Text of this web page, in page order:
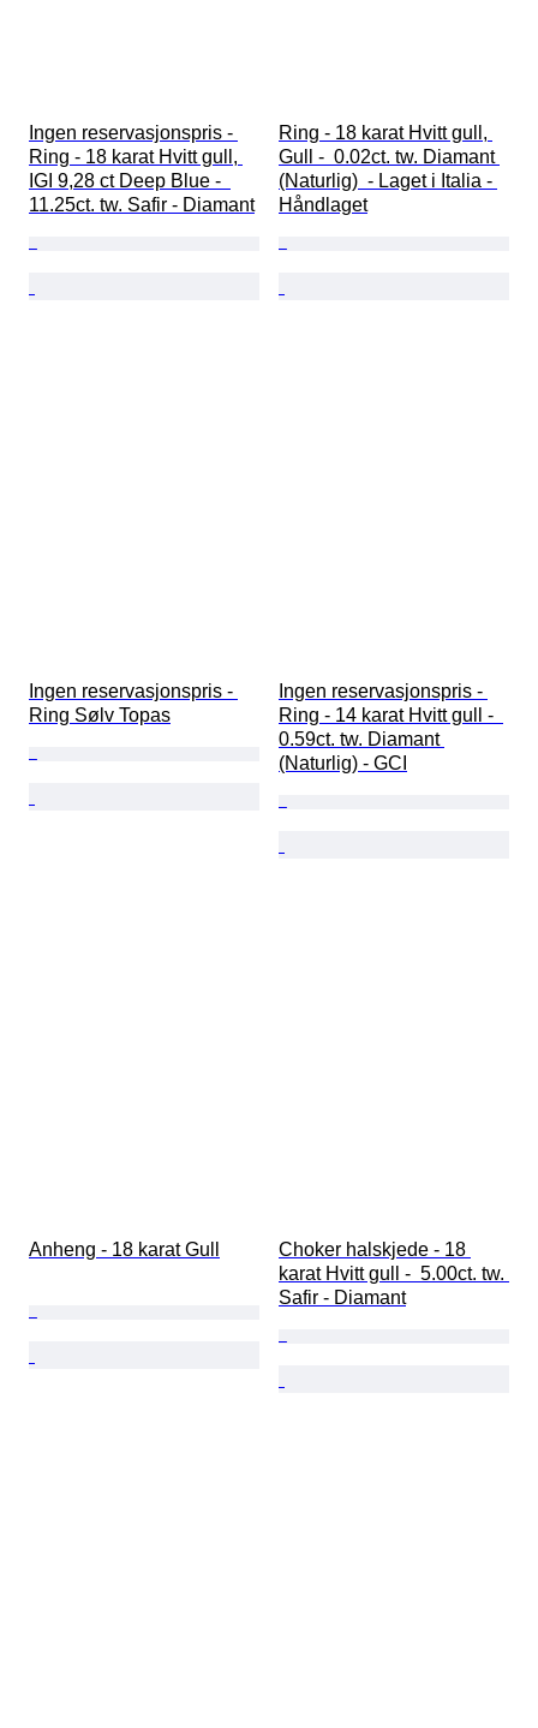
Ingen reservasjonspris -
Ring - 18 karat Hvitt gull,
IGI 9,28 ct Deep Blue -
11.25ct. tw. Safir - Diamant
Ring - 18 karat Hvitt gull,
Gull -  0.02ct. tw. Diamant
(Naturlig)  - Laget i Italia -
Håndlaget
Ingen reservasjonspris -
Ring Sølv Topas
Ingen reservasjonspris -
Ring - 14 karat Hvitt gull -
0.59ct. tw. Diamant
(Naturlig) - GCI
Anheng - 18 karat Gull
Choker halskjede - 18
karat Hvitt gull -  5.00ct. tw.
Safir - Diamant